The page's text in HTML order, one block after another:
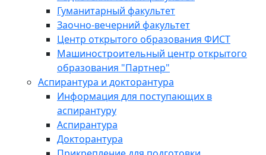
Гуманитарный факультет
Заочно-вечерний факультет
Центр открытого образования ФИСТ
Машиностроительный центр открытого
образования "Партнер"
Аспирантура и докторантура
Информация для поступающих в
аспирантуру
Аспирантура
Докторантура